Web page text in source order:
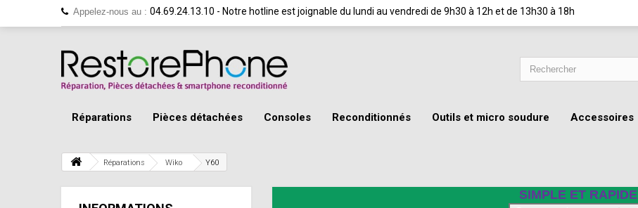
Appelez-nous au : 04.69.24.13.10 - Notre hotline est joignable du lundi au vendredi de 9h30 à 12h et de 13h30 à 18h
Réparations Pièces détachées Consoles Reconditionnés Outils et micro soudure Accessoires
Réparations Wiko Y60
SIMPLE ET RAPIDE